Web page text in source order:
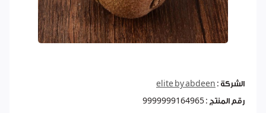
الشركة : elite by abdeen
رقم المنتج : 9999999164965